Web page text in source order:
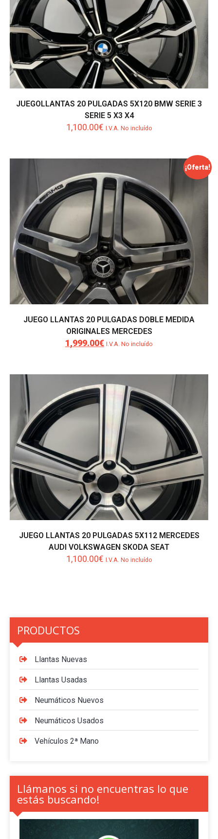
JUEGOLLANTAS 20 PULGADAS 5X120 BMW SERIE 3
SERIE 5 X3 X4
1,100.00€ I.V.A. No incluído
¡Oferta!
JUEGO LLANTAS 20 PULGADAS DOBLE MEDIDA
ORIGINALES MERCEDES
El
2,500.00€.
1,999.00€El
1,999.00€.
I.V.A. No incluído
JUEGO LLANTAS 20 PULGADAS 5X112 MERCEDES
AUDI VOLKSWAGEN SKODA SEAT
1,100.00€ I.V.A. No incluído
PRODUCTOS
Llantas Nuevas
Llantas Usadas
Neumáticos Nuevos
Neumáticos Usados
Vehículos 2ª Mano
Llámanos si no encuentras lo que
estás buscando!